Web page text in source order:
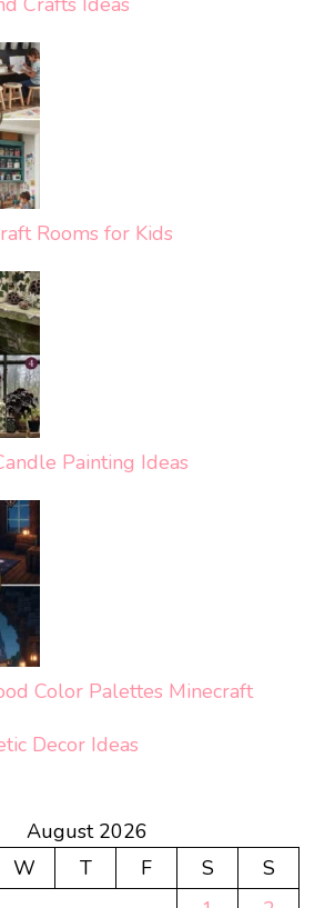
Rooms for Kids
Painting Ideas
Color Palettes Minecraft
Decor Ideas
August 2026
W T F S
S